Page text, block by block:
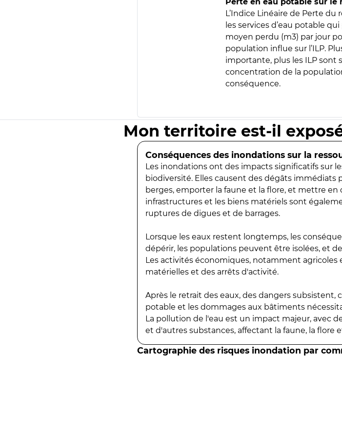
L’Indice Linéaire de Perte
les services d’eau potable
moyen perdu (m3) par jour
population influe sur l’ILP.
importante, plus les ILP sont
concentration de la
conséquence.
Mon territoire est-il
Conséquences des inondations sur la
Les inondations ont des impacts significatifs sur
biodiversité. Elles causent des dégâts immédiats
berges, emporter la faune et la flore, et mettre en
infrastructures et les biens matériels sont
ruptures de digues et de barrages.
Lorsque les eaux restent longtemps, les
dépérir, les populations peuvent être isolées, et
Les activités économiques, notamment agricoles
matérielles et des arrêts d'activité.
Après le retrait des eaux, des dangers
potable et les dommages aux bâtiments
La pollution de l'eau est un impact majeur, avec
et d'autres substances, affectant la faune, la flore
Cartographie des risques inondation par